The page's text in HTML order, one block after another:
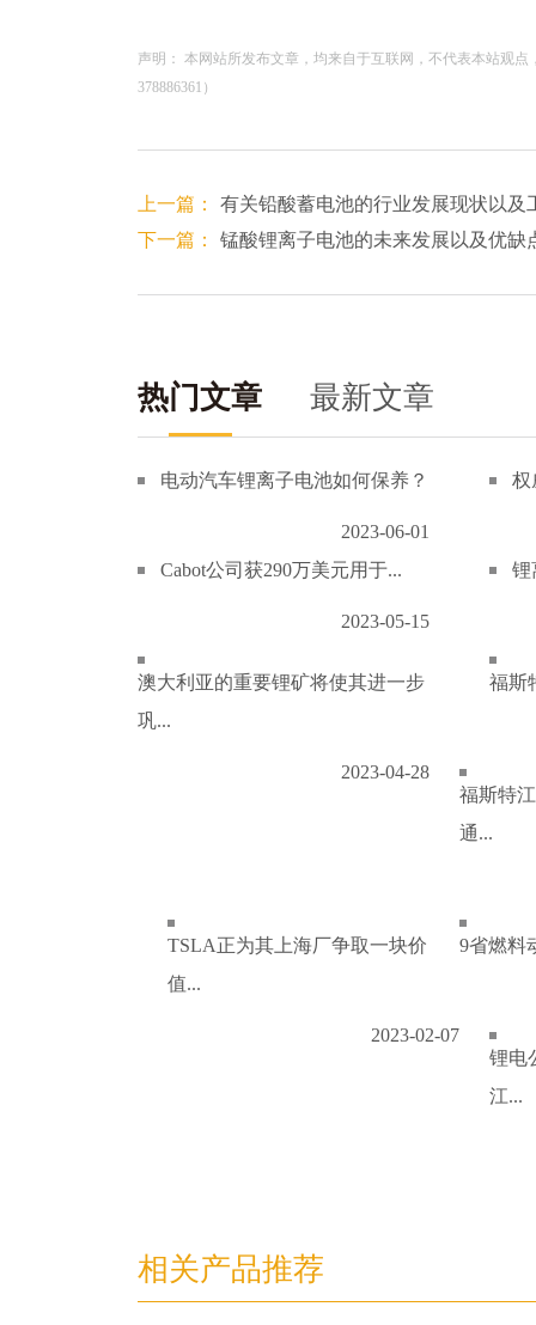
声明： 本网站所发布文章，均来自于互联网，不代表本站观
378886361）
上一篇：
有关铅酸蓄电池的行业发展现状以及
下一篇：
锰酸锂离子电池的未来发展以及优缺
热门文章 最新文章
电动汽车锂离子电池如何保养？
2023-06-01
权
Cabot公司获290万美元用于...
2023-05-15
锂
澳大利亚的重要锂矿将使其进一步
巩...
2023-04-28
福斯
福斯特
通...
TSLA正为其上海厂争取一块价
值...
2023-02-07
9省燃料
锂电
江...
相关产品推荐